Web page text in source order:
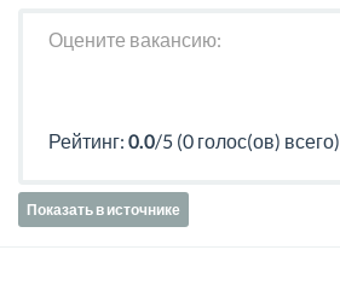
Оцените вакансию:
Рейтинг: 0.0/5 (0 голос(ов) всего)
Показать в источнике